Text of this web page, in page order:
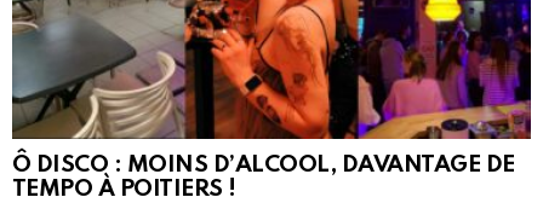
Ô DISCO : MOINS D’ALCOOL, DAVANTAGE DE
TEMPO À POITIERS !